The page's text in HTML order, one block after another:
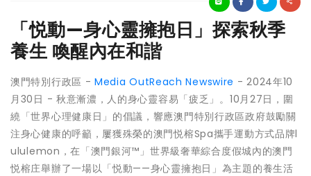
「悦動—身心靈擁抱日」探索秋季
養生 喚醒內在和諧
澳門特別行政區 - Media OutReach Newswire - 2024年10
月30日 - 秋意漸濃，人的身心靈容易「疲乏」。10月27日，圍
繞「世界心理健康日」的倡議，響應澳門特別行政區政府鼓勵關
注身心健康的呼籲，屢獲殊榮的澳門悦榕Spa攜手運動方式品牌l
ululemon，在「澳門銀河™」世界級奢華綜合度假城內的澳門
悦榕庄舉辦了一場以「悦動——身心靈擁抱日」為主題的養生活